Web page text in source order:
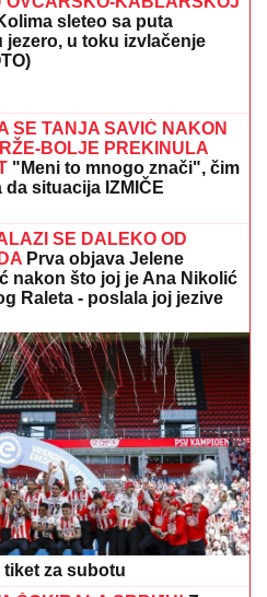
8. AVGUST:
nekoga preko posla,
pitanja
JE ZAVRŠILA SARA
na putovanjima sa
Bjelogrlićem, a nekada se
u Italiji - OVO joj je bio
SE SRELA SA
STANKOVIĆEMOtkrila
koje javnost ne zna,
i njegov POVRATAK o kom
(VIDEO)